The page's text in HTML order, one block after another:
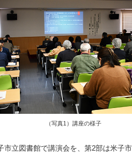
（写真1）講座の様子
立図書館で講演会を、第2部は米子